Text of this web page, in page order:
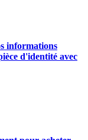
informations
d'identité avec